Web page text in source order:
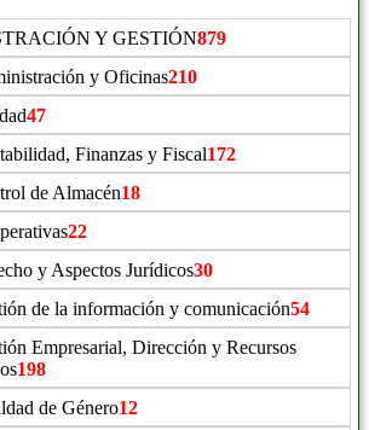
Y GESTIÓN879
y Oficinas210
47
Finanzas y Fiscal172
de Almacén18
22
y Aspectos Jurídicos30
de la información y comunicación54
Empresarial, Dirección y Recursos
198
de Género12